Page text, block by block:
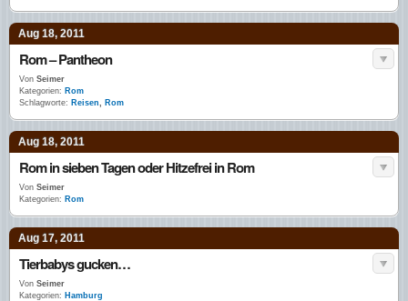
Aug 18, 2011
Rom – Pantheon
Von Seimer
Kategorien: Rom
Schlagworte: Reisen, Rom
Aug 18, 2011
Rom in sieben Tagen oder Hitzefrei in Rom
Von Seimer
Kategorien: Rom
Aug 17, 2011
Tierbabys gucken…
Von Seimer
Kategorien: Hamburg